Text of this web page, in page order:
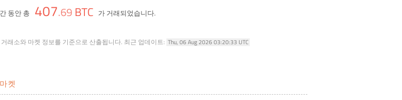
동안 총 407.69 BTC 가 거래되었습니다.
래소와 마켓 정보를 기준으로 산출됩니다. 최근 업데이트: Thu, 06 Aug 2026 03:20:33 UTC
켓